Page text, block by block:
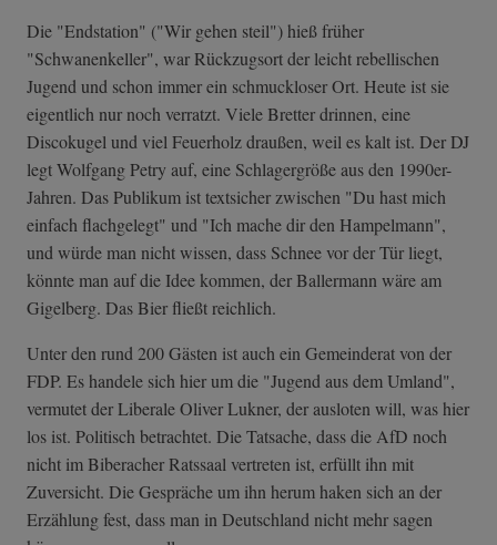
Die "Endstation" ("Wir gehen steil") hieß früher
"Schwanenkeller", war Rückzugsort der leicht rebellischen
Jugend und schon immer ein schmuckloser Ort. Heute ist sie
eigentlich nur noch verratzt. Viele Bretter drinnen, eine
Discokugel und viel Feuerholz draußen, weil es kalt ist. Der DJ
legt Wolfgang Petry auf, eine Schlagergröße aus den 1990er-
Jahren. Das Publikum ist textsicher zwischen "Du hast mich
einfach flachgelegt" und "Ich mache dir den Hampelmann",
und würde man nicht wissen, dass Schnee vor der Tür liegt,
könnte man auf die Idee kommen, der Ballermann wäre am
Gigelberg. Das Bier fließt reichlich.
Unter den rund 200 Gästen ist auch ein Gemeinderat von der
FDP. Es handele sich hier um die "Jugend aus dem Umland",
vermutet der Liberale Oliver Lukner, der ausloten will, was hier
los ist. Politisch betrachtet. Die Tatsache, dass die AfD noch
nicht im Biberacher Ratssaal vertreten ist, erfüllt ihn mit
Zuversicht. Die Gespräche um ihn herum haken sich an der
Erzählung fest, dass man in Deutschland nicht mehr sagen